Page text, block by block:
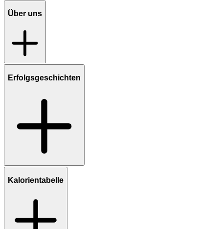
Über uns
Erfolgsgeschichten
Kalorientabelle